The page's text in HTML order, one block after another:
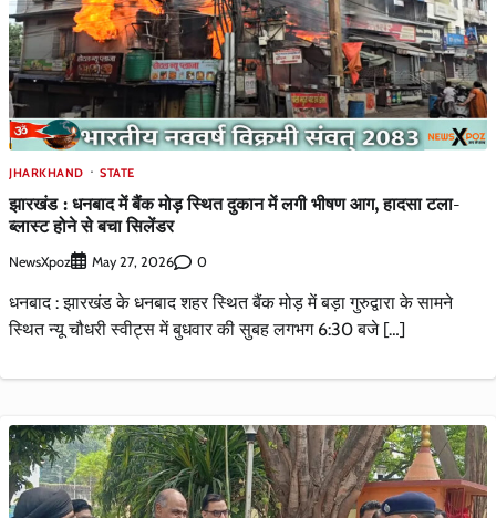
JHARKHAND STATE
झारखंड : धनबाद में बैंक मोड़ स्थित दुकान में लगी भीषण आग, हादसा टला-
ब्लास्ट होने से बचा सिलेंडर
NewsXpoz May 27, 2026 0
धनबाद : झारखंड के धनबाद शहर स्थित बैंक मोड़ में बड़ा गुरुद्वारा के सामने
स्थित न्यू चौधरी स्वीट्स में बुधवार की सुबह लगभग 6:30 बजे […]